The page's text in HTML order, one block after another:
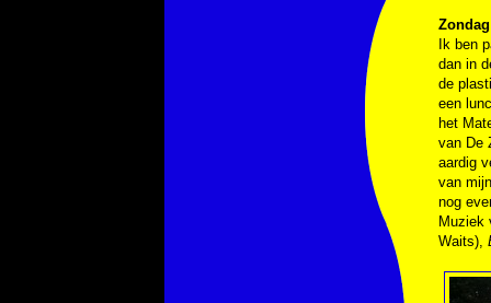
Ik ben
dan in
de
een
het
van De
aardig
van
nog
Muziek
Waits),